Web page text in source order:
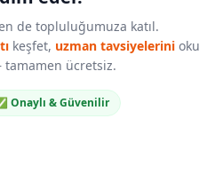
de topluluğumuza katıl.
keşfet, uzman tavsiyelerini oku
ücretsiz.
Onaylı & Güvenilir